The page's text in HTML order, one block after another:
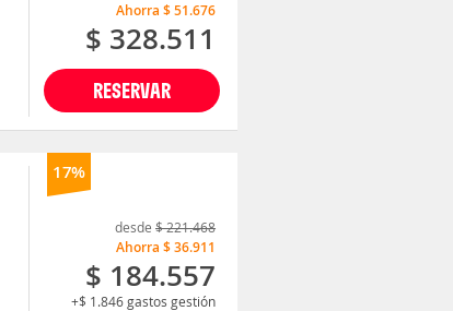
RESERVAR
Ahorra$ 51.676
$ 328.511
17%
desde $ 221.468
Ahorra$ 36.911
$ 184.557
+$ 1.846gastos gestión